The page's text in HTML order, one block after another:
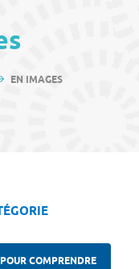
EN IMAGES
COMPRENDRE